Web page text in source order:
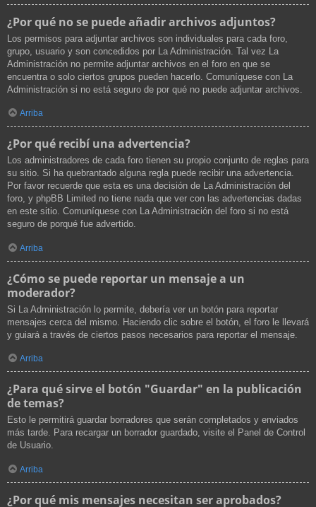
¿Por qué no se puede añadir archivos adjuntos?
Los permisos para adjuntar archivos son individuales para cada foro,
grupo, usuario y son concedidos por La Administración. Tal vez La
Administración no permite adjuntar archivos en el foro en que se
encuentra o solo ciertos grupos pueden hacerlo. Comuníquese con La
Administración si no está seguro de por qué no puede adjuntar archivos.
Arriba
¿Por qué recibí una advertencia?
Los administradores de cada foro tienen su propio conjunto de reglas para
su sitio. Si ha quebrantado alguna regla puede recibir una advertencia.
Por favor recuerde que esta es una decisión de La Administración del
foro, y phpBB Limited no tiene nada que ver con las advertencias dadas
en este sitio. Comuníquese con La Administración del foro si no está
seguro de porqué fue advertido.
Arriba
¿Cómo se puede reportar un mensaje a un
moderador?
Si La Administración lo permite, debería ver un botón para reportar
mensajes cerca del mismo. Haciendo clic sobre el botón, el foro le llevará
y guiará a través de ciertos pasos necesarios para reportar el mensaje.
Arriba
¿Para qué sirve el botón "Guardar" en la publicación
de temas?
Esto le permitirá guardar borradores que serán completados y enviados
más tarde. Para recargar un borrador guardado, visite el Panel de Control
de Usuario.
Arriba
¿Por qué mis mensajes necesitan ser aprobados?